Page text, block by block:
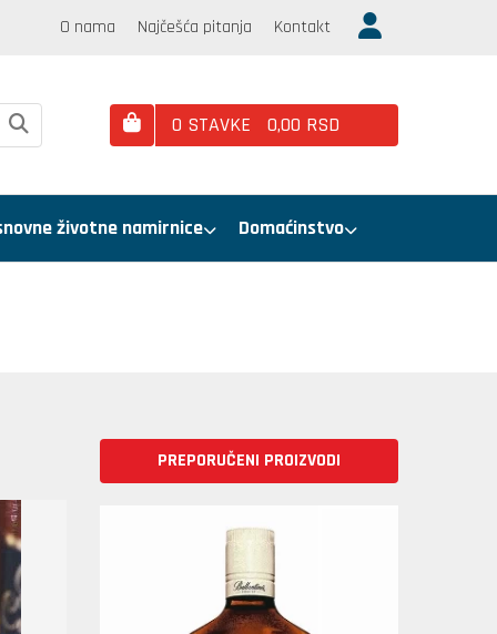
O nama Najčešća pitanja Kontakt
0 STAVKE 0,00 RSD
životne namirnice Domaćinstvo
PREPORUČENI PROIZVODI